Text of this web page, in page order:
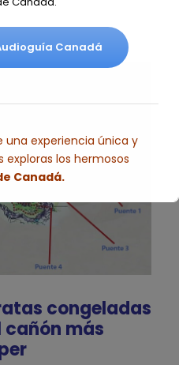
congeladas
cañón más
Canadá
una experiencia única y
los hermosos
Canadá.
en5segundos